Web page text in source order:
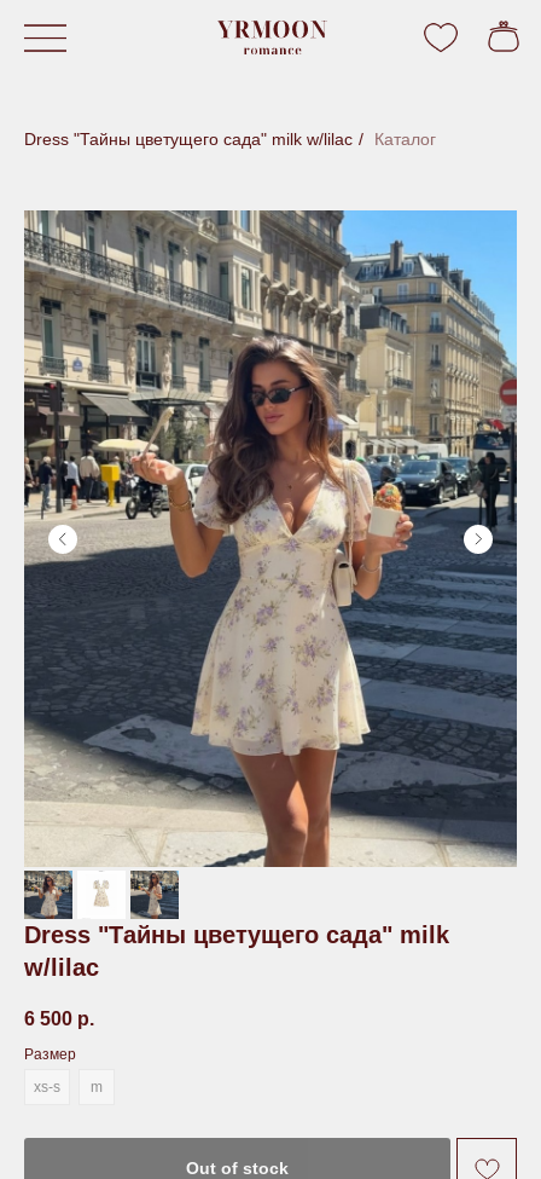
Dress "Тайны цветущего сада" milk w/lilac / Каталог
Dress "Тайны цветущего сада" milk
w/lilac
6 500 р.
Размер
xs-s
m
Out of stock